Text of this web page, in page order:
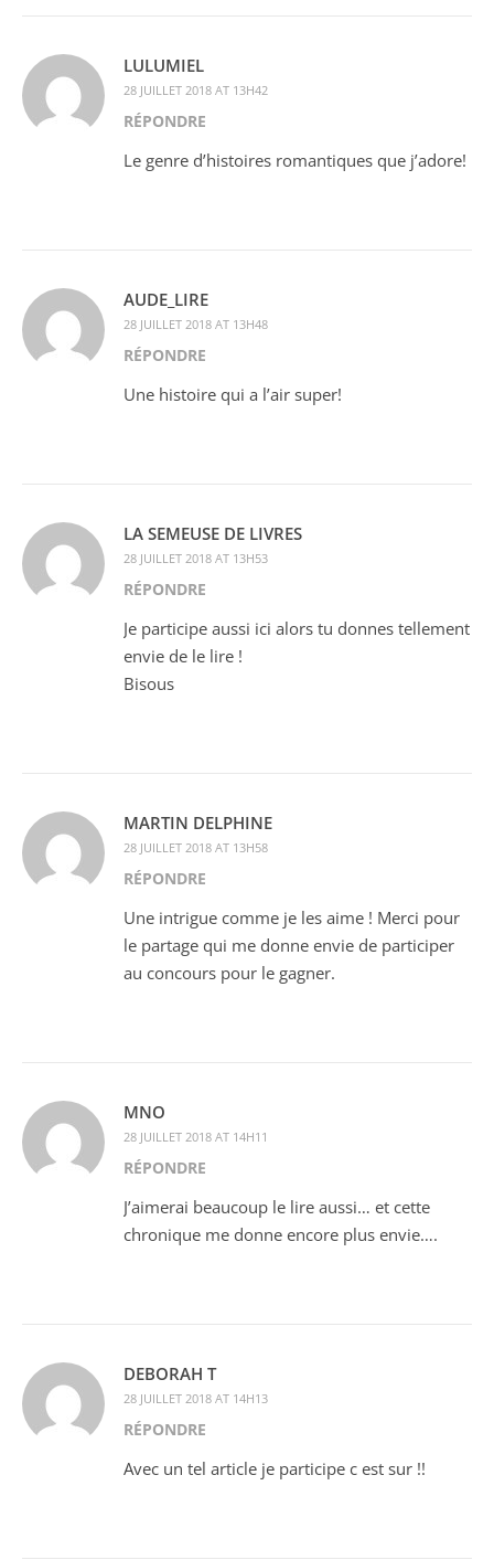
LULUMIEL
28 JUILLET 2018 AT 13H42
RÉPONDRE
Le genre d’histoires romantiques que j’adore!
AUDE_LIRE
28 JUILLET 2018 AT 13H48
RÉPONDRE
Une histoire qui a l’air super!
LA SEMEUSE DE LIVRES
28 JUILLET 2018 AT 13H53
RÉPONDRE
Je participe aussi ici alors tu donnes tellement
envie de le lire !
Bisous
MARTIN DELPHINE
28 JUILLET 2018 AT 13H58
RÉPONDRE
Une intrigue comme je les aime ! Merci pour
le partage qui me donne envie de participer
au concours pour le gagner.
MNO
28 JUILLET 2018 AT 14H11
RÉPONDRE
J’aimerai beaucoup le lire aussi… et cette
chronique me donne encore plus envie….
DEBORAH T
28 JUILLET 2018 AT 14H13
RÉPONDRE
Avec un tel article je participe c est sur !!